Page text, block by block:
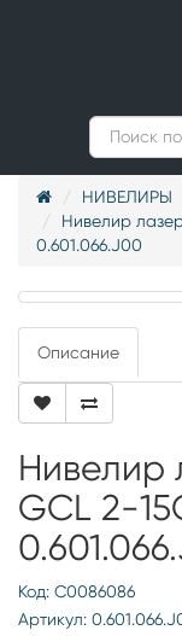
НИВЕЛИРЫ
Нивелир
0.601.066.J00
Описание
Нивелир
GCL 2-
Код: С0086086
Артикул: